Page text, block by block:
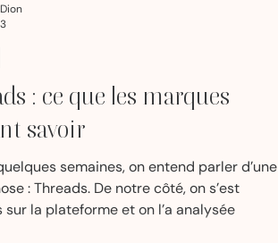
: ce que les marques
savoir
semaines, on entend parler d’une
: Threads. De notre côté, on s’est
sur la plateforme et on l’a analysée